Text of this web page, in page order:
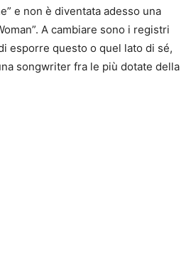
e non è diventata adesso una
A cambiare sono i registri
esporre questo o quel lato di sé,
songwriter fra le più dotate della